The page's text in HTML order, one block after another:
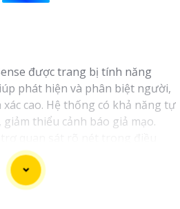
được trang bị tính năng
phát hiện và phân biệt người,
cao. Hệ thống có khả năng tự
thiểu cảnh báo giả mạo.
nghệ Starlight và các tính
quả giám sát và bảo vệ an